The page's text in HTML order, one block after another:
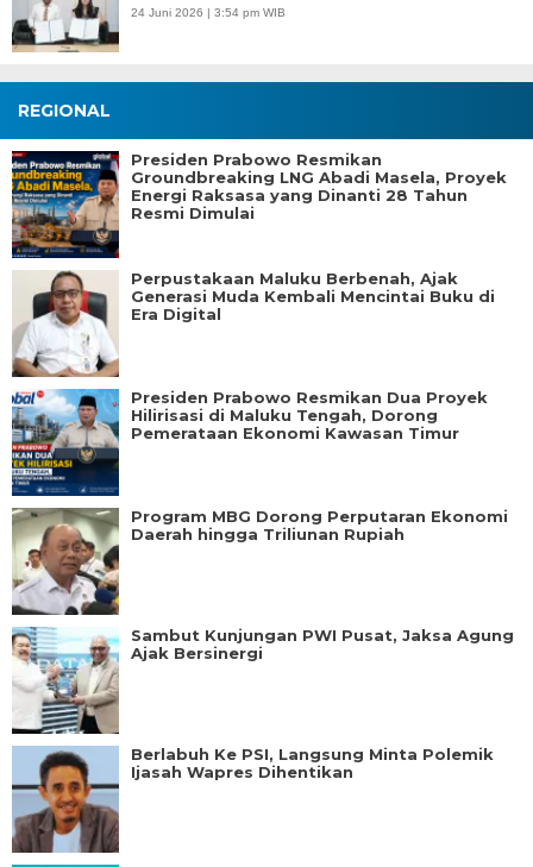
24 Juni 2026 | 3:54 pm WIB
REGIONAL
Presiden Prabowo Resmikan
Groundbreaking LNG Abadi Masela, Proyek
Energi Raksasa yang Dinanti 28 Tahun
Resmi Dimulai
Perpustakaan Maluku Berbenah, Ajak
Generasi Muda Kembali Mencintai Buku di
Era Digital
Presiden Prabowo Resmikan Dua Proyek
Hilirisasi di Maluku Tengah, Dorong
Pemerataan Ekonomi Kawasan Timur
Program MBG Dorong Perputaran Ekonomi
Daerah hingga Triliunan Rupiah
Sambut Kunjungan PWI Pusat, Jaksa Agung
Ajak Bersinergi
Berlabuh Ke PSI, Langsung Minta Polemik
Ijasah Wapres Dihentikan